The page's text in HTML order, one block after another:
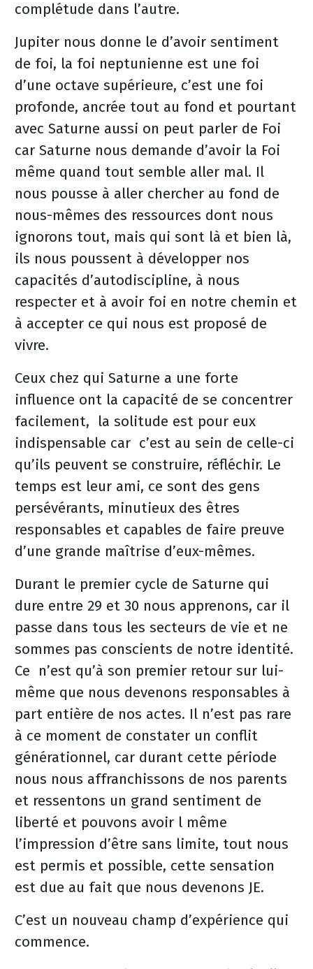
complétude dans l’autre.
Jupiter nous donne le d’avoir sentiment
de foi, la foi neptunienne est une foi
d’une octave supérieure, c’est une foi
profonde, ancrée tout au fond et pourtant
avec Saturne aussi on peut parler de Foi
car Saturne nous demande d’avoir la Foi
même quand tout semble aller mal. Il
nous pousse à aller chercher au fond de
nous-mêmes des ressources dont nous
ignorons tout, mais qui sont là et bien là,
ils nous poussent à développer nos
capacités d’autodiscipline, à nous
respecter et à avoir foi en notre chemin et
à accepter ce qui nous est proposé de
vivre.
Ceux chez qui Saturne a une forte
influence ont la capacité de se concentrer
facilement, la solitude est pour eux
indispensable car c’est au sein de celle-ci
qu’ils peuvent se construire, réfléchir. Le
temps est leur ami, ce sont des gens
persévérants, minutieux des êtres
responsables et capables de faire preuve
d’une grande maîtrise d’eux-mêmes.
Durant le premier cycle de Saturne qui
dure entre 29 et 30 nous apprenons, car il
passe dans tous les secteurs de vie et ne
sommes pas conscients de notre identité.
Ce n’est qu’à son premier retour sur lui-
même que nous devenons responsables à
part entière de nos actes. Il n’est pas rare
à ce moment de constater un conflit
générationnel, car durant cette période
nous nous affranchissons de nos parents
et ressentons un grand sentiment de
liberté et pouvons avoir l même
l’impression d’être sans limite, tout nous
est permis et possible, cette sensation
est due au fait que nous devenons JE.
C’est un nouveau champ d’expérience qui
commence.